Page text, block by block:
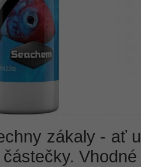
zákaly - ať